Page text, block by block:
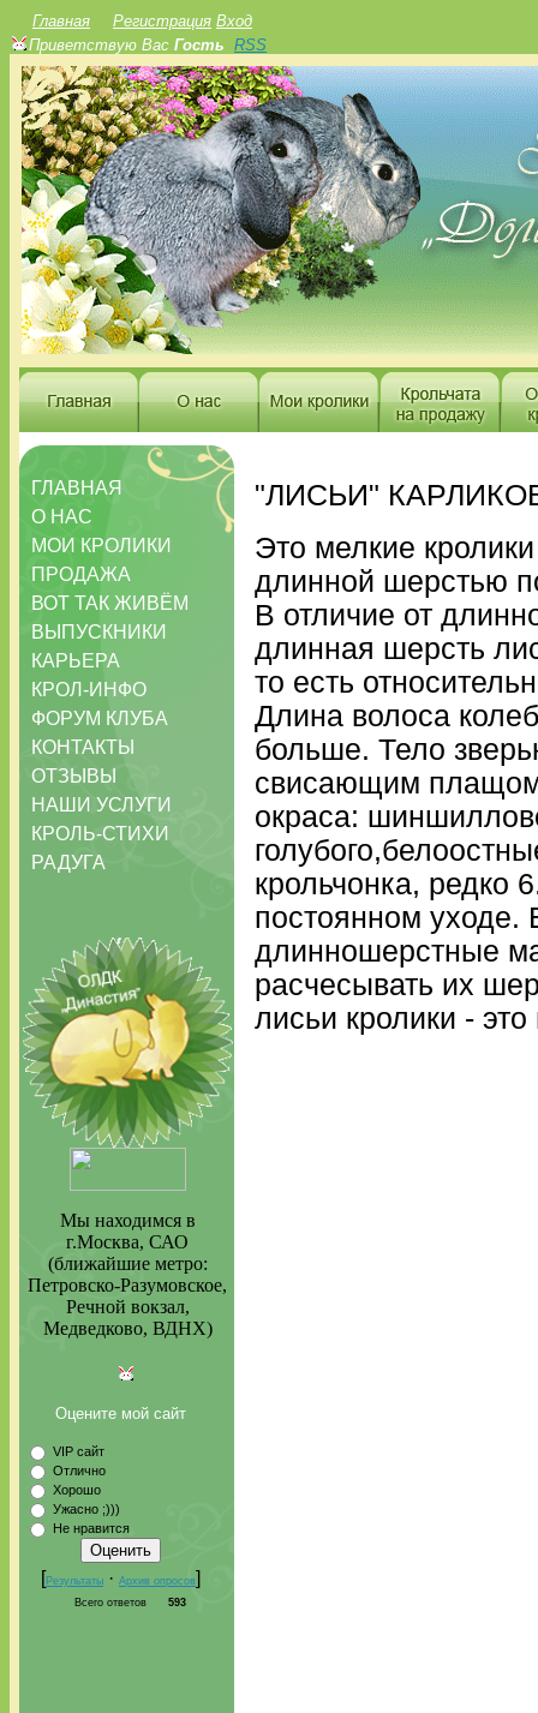
Главная Регистрация Вход
Приветствую Вас Гость RSS
ГЛАВНАЯ
О НАС
МОИ КРОЛИКИ
ПРОДАЖА
ВОТ ТАК ЖИВЁМ
ВЫПУСКНИКИ
КАРЬЕРА
КРОЛ-ИНФО
ФОРУМ КЛУБА
КОНТАКТЫ
ОТЗЫВЫ
НАШИ УСЛУГИ
КРОЛЬ-СТИХИ
РАДУГА
Мы находимся в
г.Москва, САО
(ближайшие метро:
Петровско-Разумовское,
Речной вокзал,
Медведково, ВДНХ)
Оцените мой сайт
VIP сайт
Отлично
Хорошо
Ужасно ;)))
Не нравится
[Результаты · Архив опросов]
Всего ответов 593
"ЛИСЬИ"
Это мелкие
длинной шерстью
В отличие от
длинная шерсть
то есть
Длина волоса
больше. Тело
свисающим
окраса:
крольчонка, редко
постоянном уходе.
длинношерстные
расчесывать их
лисьи кролики -